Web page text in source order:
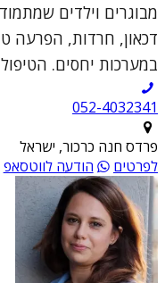
מבוגרים וילדים
במערכות יחסים.
052-4032341
פרדס חנה כרכור, ישראל
לפרטים
הודעה לווטסאפ